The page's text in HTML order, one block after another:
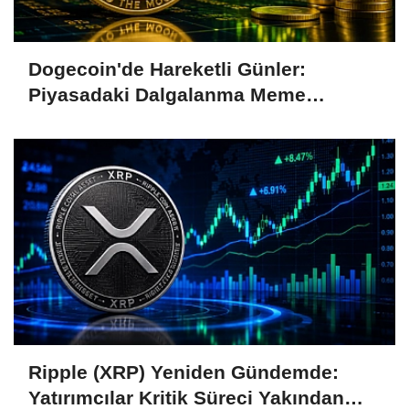
Dogecoin'de Hareketli Günler:
Piyasadaki Dalgalanma Meme
Ripple (XRP) Yeniden Gündemde:
Yatırımcılar Kritik Süreci Yakından